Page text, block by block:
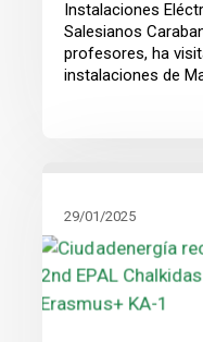
Instalaciones
Salesianos
profesores, ha
instalaciones de
29/01/2025